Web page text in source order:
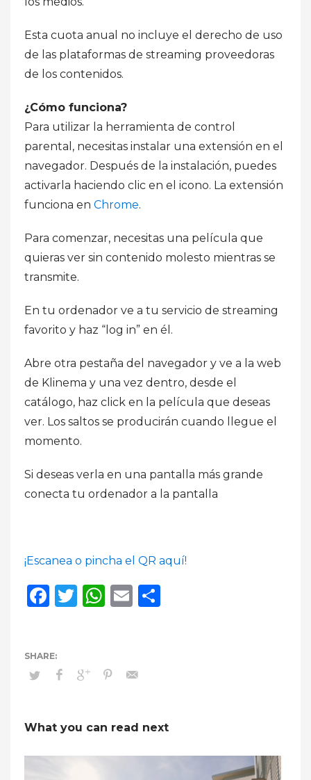
Esta cuota anual no incluye el derecho de uso
de las plataformas de streaming proveedoras
de los contenidos.
¿Cómo funciona?
Para utilizar la herramienta de control
parental, necesitas instalar una extensión en el
navegador. Después de la instalación, puedes
activarla haciendo clic en el icono. La extensión
funciona en Chrome.
Para comenzar, necesitas una película que
quieras ver sin contenido molesto mientras se
transmite.
En tu ordenador ve a tu servicio de streaming
favorito y haz “log in” en él.
Abre otra pestaña del navegador y ve a la web
de Klinema y una vez dentro, desde el
catálogo, haz click en la película que deseas
ver. Los saltos se producirán cuando llegue el
momento.
Si deseas verla en una pantalla más grande
conecta tu ordenador a la pantalla
¡Escanea o pincha el QR aquí!
Facebook
Twitter
WhatsApp
Email
What you can read next